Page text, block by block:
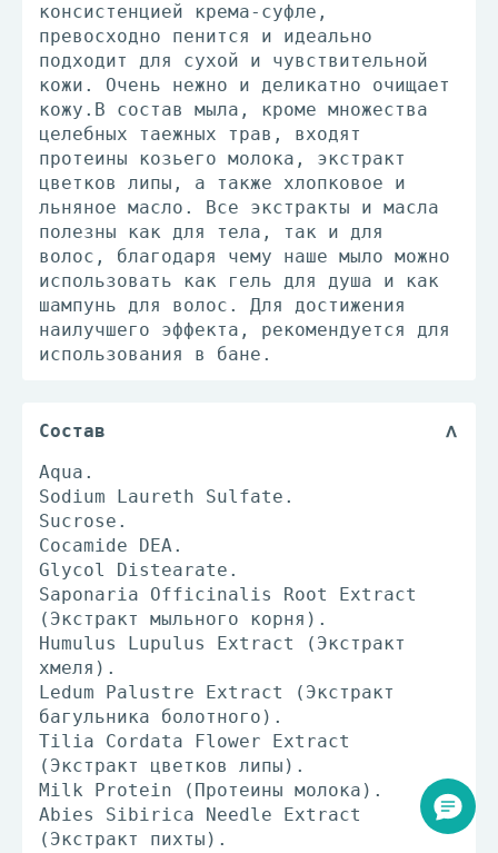
консистенцией крема-суфле,
превосходно пенится и идеально
подходит для сухой и чувствительной
кожи. Очень нежно и деликатно очищает
кожу.В состав мыла, кроме множества
целебных таежных трав, входят
протеины козьего молока, экстракт
цветков липы, а также хлопковое и
льняное масло. Все экстракты и масла
полезны как для тела, так и для
волос, благодаря чему наше мыло можно
использовать как гель для душа и как
шампунь для волос. Для достижения
наилучшего эффекта, рекомендуется для
использования в бане.
Состав
Aqua.
Sodium Laureth Sulfate.
Sucrose.
Cocamide DEA.
Glycol Distearate.
Saponaria Officinalis Root Extract
(Экстракт мыльного корня).
Humulus Lupulus Extract (Экстракт
хмеля).
Ledum Palustre Extract (Экстракт
багульника болотного).
Tilia Cordata Flower Extract
(Экстракт цветков липы).
Milk Protein (Протеины молока).
Abies Sibirica Needle Extract
(Экстракт пихты).